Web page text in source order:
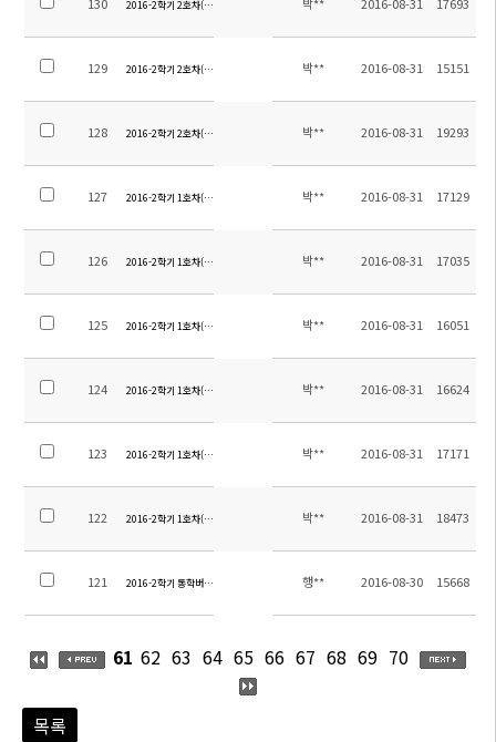
2016-2학기 2호차(후시지역) 탑승장소 안내-2
129 2016-2학기 2호차(후시지역) 탑승장소 안내-1박** 2016-08-31 15151
128 2016-2학기 2호차(후판,천역) 탑승장소 안내 박** 2016-08-31 19293
127 2016-2학기 1호차(후동지역) 탑승장소 안내-5박** 2016-08-31 17129
126 2016-2학기 1호차(후동지역) 탑승장소 안내-4박** 2016-08-31 17035
125 2016-2학기 1호차(후동지역) 탑승장소 안내-3박** 2016-08-31 16051
124 2016-2학기 1호차(후동지역) 탑승장소 안내-2박** 2016-08-31 16624
123 2016-2학기 1호차(후동지역) 탑승장소 안내-1박** 2016-08-31 17171
122 2016-2학기 1호차(야걸지역) 탑승장소 안내 박** 2016-08-31 18473
121 2016-2학기 통학버스노선 최종공지 행** 2016-08-30 15668
61 62 63 64 65 66 67 68 69 70
목록